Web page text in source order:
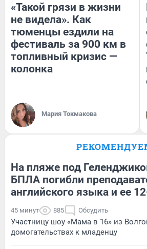
«Такой грязи в жизни
не видела». Как
тюменцы ездили на
фестиваль за 900 км в
топливный кризис —
колонка
Мария Токмакова
На пляже под
БПЛА погибли
английского языка и ее
45 минут 885 Обсудить
Участницу шоу «Мама в 16» из
домогательствах к младенцу